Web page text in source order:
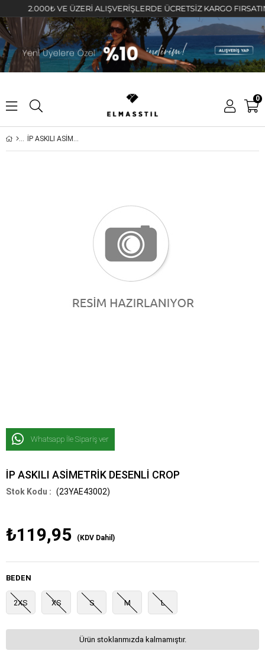
2.000₺ VE ÜZERİ ALIŞVERİŞLERDE ÜCRETSİZ KARGO FIRSATINI
0
İP ASKILI ASİMETRİK DESENLİ CROP
Whatsapp İle Sipariş ver
İP ASKILI ASİMETRİK DESENLİ CROP
(23YAE43002)
₺119,95 (KDV Dahil)
BEDEN
2XS XS S M L
Ürün stoklarımızda kalmamıştır.